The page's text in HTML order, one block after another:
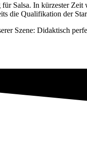
Salsa. In kürzester
die Qualifikation der
Szene: Didaktisch